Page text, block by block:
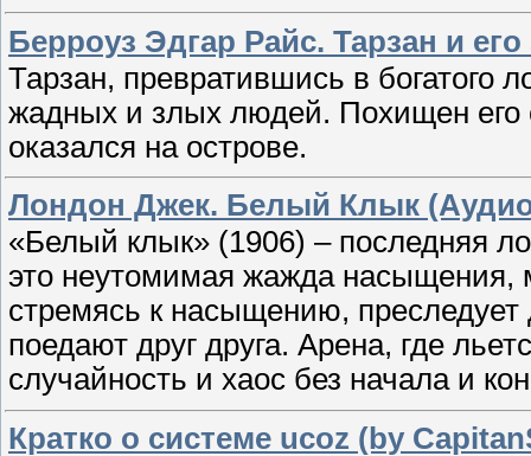
Берроуз Эдгар Райс. Тарзан и
Тарзан, превратившись в богатого
жадных и злых людей. Похищен его
оказался на острове.
Лондон Джек. Белый Клык
«Белый клык» (1906) – последняя
это неутомимая жажда насыщения,
стремясь к насыщению, преследует
поедают друг друга. Арена, где
случайность и хаос без начала и
Кратко о системе ucoz (by